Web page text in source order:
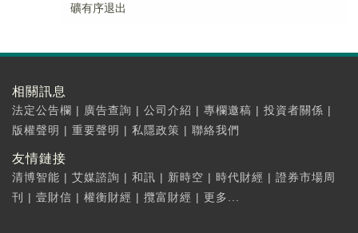
礦有序退出
相關訊息
法定公告欄 | 廣告查詢 | 公司介紹 | 專欄邀稿 | 投資者關係 |
版權聲明 | 重要聲明 | 私隱政策 | 聯絡我們
友情鏈接
清博智能 | 艾媒諮詢 | 和訊 | 新時空 | 時代財經 | 證券市場周
刊
| 壹財信 | 權衡財經 | 攬富財經 | 更多...